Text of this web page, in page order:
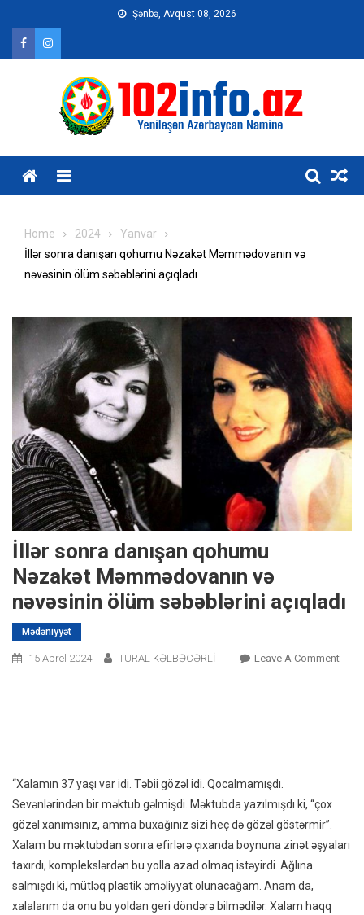
content
Şənbə, Avqust 08, 2026
Home 2024
Yanvar
İllər sonra danışan qohumu Nəzakət Məmmədovanın və
nəvəsinin ölüm səbəblərini açıqladı
İllər sonra danışan qohumu
Nəzakət Məmmədovanın və
nəvəsinin ölüm səbəblərini açıqladı
Mədəniyyət
15 Aprel 2024 TURAL KƏLBƏCƏRLİ Leave A CommentOn
“Xalamın 37 yaşı var idi. Təbii gözəl idi. Qocalmamışdı.
Sevənlərindən bir məktub gəlmişdi. Məktubda yazılmışdı ki, “çox
gözəl xanımsınız, amma buxağınız sizi heç də gözəl göstərmir”.
Xalam bu məktubdan sonra efirlərə çıxanda boynuna zinət əşyaları
taxırdı, komplekslərdən bu yolla azad olmaq istəyirdi. Ağlına
salmışdı ki, mütləq plastik əməliyyat olunacağam. Anam da,
xalalarım da onu bu yoldan geri döndərə bilmədilər. Xalam haqq